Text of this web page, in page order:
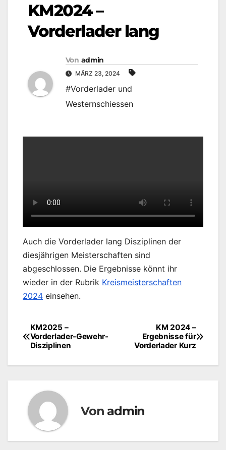
KM2024 –
Vorderlader lang
Von admin
MÄRZ 23, 2024
#Vorderlader und
Westernschiessen
Auch die Vorderlader lang Disziplinen der
diesjährigen Meisterschaften sind
abgeschlossen. Die Ergebnisse könnt ihr
wieder in der Rubrik Kreismeisterschaften
2024 einsehen.
BeitragsnavigationKM 2024 –
Ergebnisse für
Vorderlader Kurz
KM2025 –
Vorderlader-Gewehr-
Disziplinen
Von admin